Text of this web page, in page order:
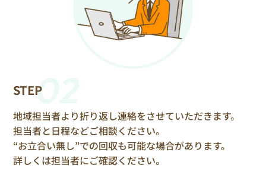
STEP02
地域担当者より折り返し連絡をさせていただきます。
担当者と日程などご相談ください。
“お立合い無し”での回収も可能な場合があります。
詳しくは担当者にご確認ください。